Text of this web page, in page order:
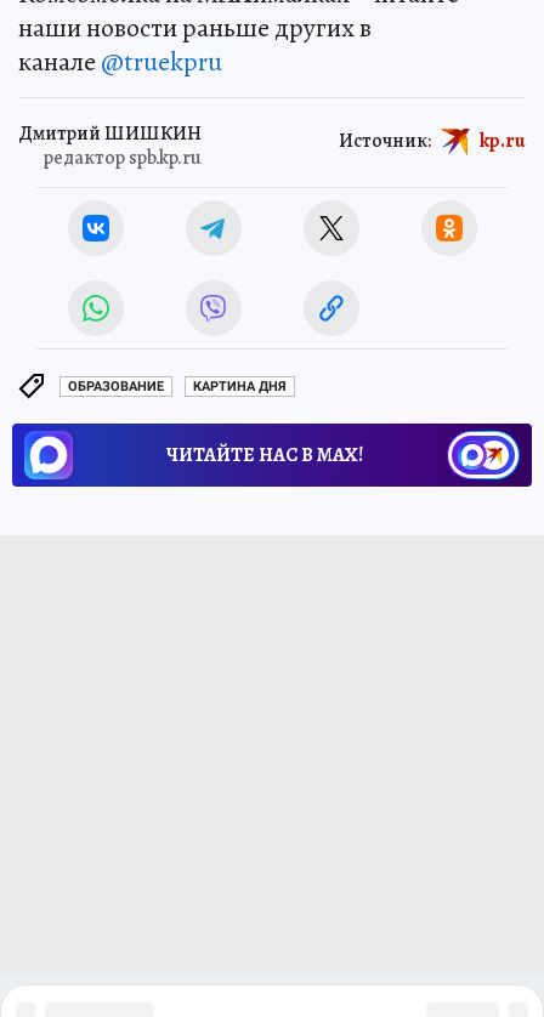
наши новости раньше других в
канале @truekpru
Дмитрий ШИШКИН
редактор spb.kp.ru
Источник: kp.ru
ОБРАЗОВАНИЕ КАРТИНА ДНЯ
ЧИТАЙТЕ НАС В МАХ!